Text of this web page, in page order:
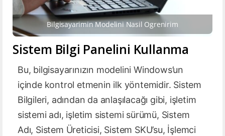
Bilgisayarimin Modelini Nasil Ogrenirim
Sistem Bilgi Panelini Kullanma
Bu, bilgisayarınızın modelini Windows’un
içinde kontrol etmenin ilk yöntemidir. Sistem
Bilgileri, adından da anlaşılacağı gibi, işletim
sistemi adı, işletim sistemi sürümü, Sistem
Adı, Sistem Üreticisi, Sistem SKU’su, İşlemci